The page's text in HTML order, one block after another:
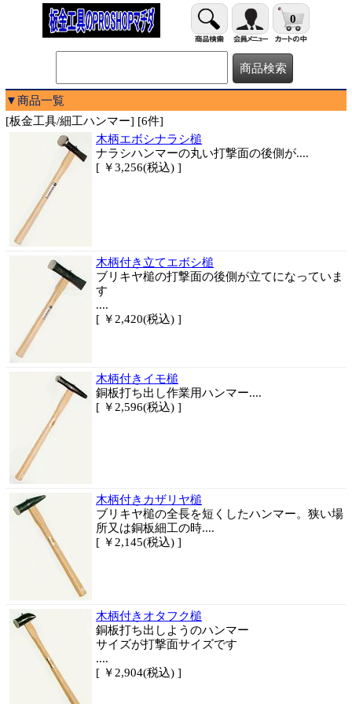
0
▼商品一覧
[板金工具/細工ハンマー] [6件]
木柄エボシナラシ槌
ナラシハンマーの丸い打撃面の後側が....
[ ￥3,256(税込) ]
木柄付き立てエボシ槌
ブリキヤ槌の打撃面の後側が立てになっていま
す
....
[ ￥2,420(税込) ]
木柄付きイモ槌
銅板打ち出し作業用ハンマー....
[ ￥2,596(税込) ]
木柄付きカザリヤ槌
ブリキヤ槌の全長を短くしたハンマー。狭い場
所又は銅板細工の時....
[ ￥2,145(税込) ]
木柄付きオタフク槌
銅板打ち出しようのハンマー
サイズが打撃面サイズです
....
[ ￥2,904(税込) ]